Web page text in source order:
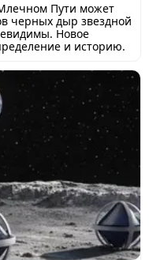
Пути может
черных дыр звездной
Новое
и историю.